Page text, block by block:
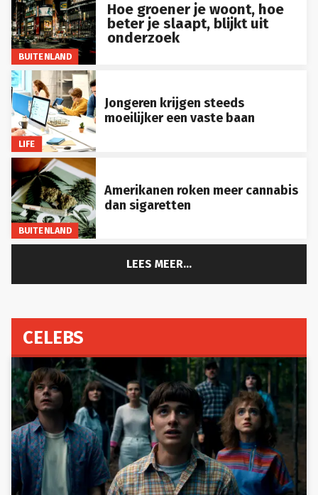
BUITENLAND
Hoe groener je woont, hoe
beter je slaapt, blijkt uit
onderzoek
LIFE
Jongeren krijgen steeds
moeilijker een vaste baan
BUITENLAND
Amerikanen roken meer cannabis
dan sigaretten
LEES MEER...
CELEBS